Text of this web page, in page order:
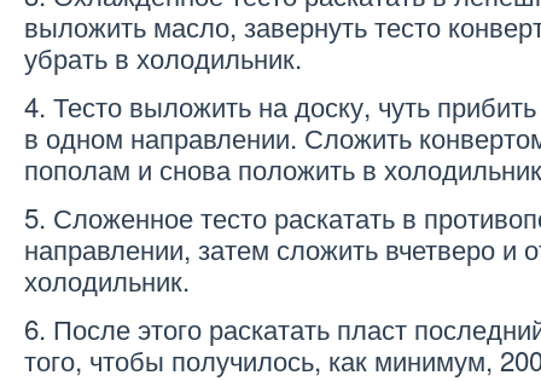
выложить масло, завернуть тесто
убрать в холодильник.
4. Тесто выложить на доску, чуть
в одном направлении. Сложить
пополам и снова положить в
5. Сложенное тесто раскатать в
направлении, затем сложить вчетверо и
холодильник.
6. После этого раскатать пласт
того, чтобы получилось, как минимум,